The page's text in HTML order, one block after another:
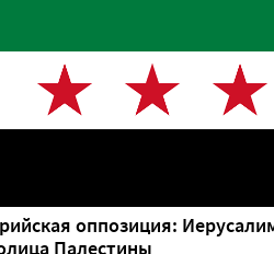
оппозиция:
Палестины